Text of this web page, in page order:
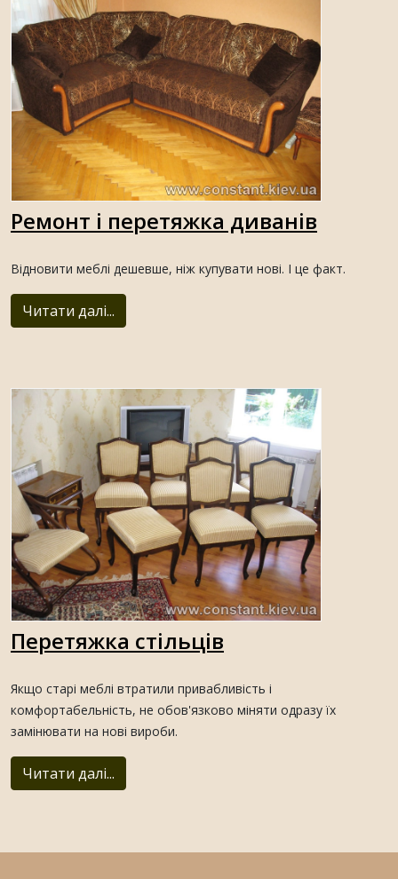
Ремонт і перетяжка диванів
Відновити меблі дешевше, ніж купувати нові. І це факт.
Читати далі...
Перетяжка стільців
Якщо старі меблі втратили привабливість і
комфортабельність, не обов'язково міняти одразу їх
замінювати на нові вироби.
Читати далі...